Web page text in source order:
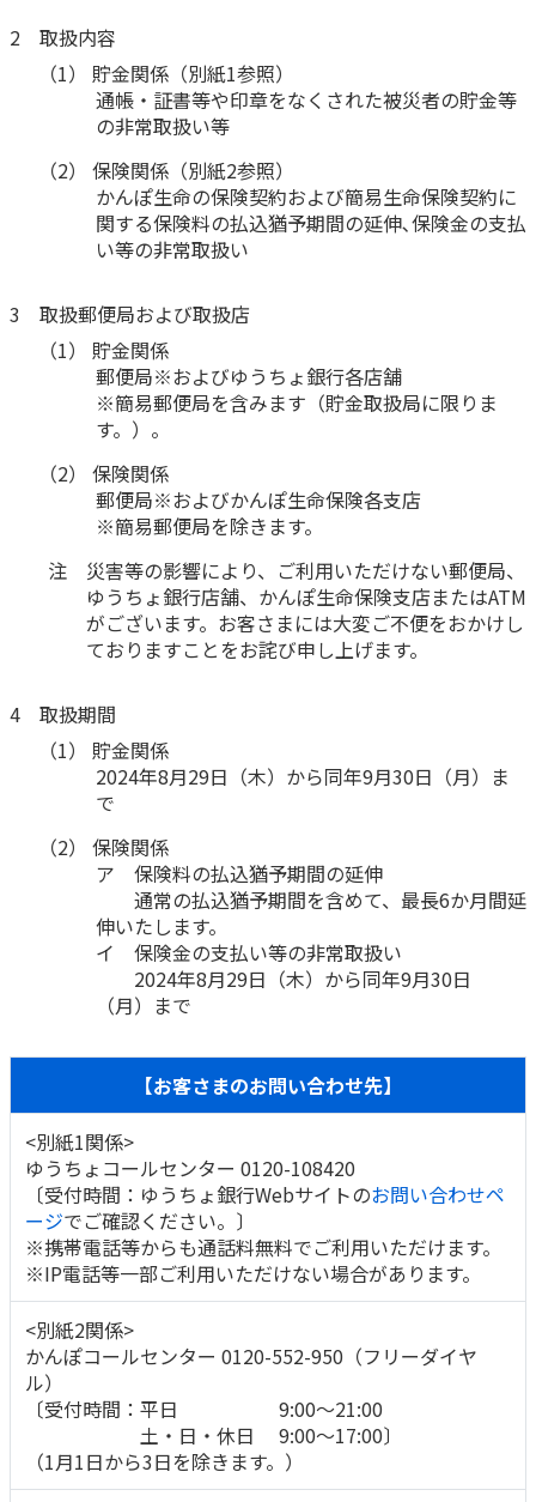
お問い合わせ
ラジオ体操・みんなの体操
お客さまの声／お客さまサービス向上の取組み
かんぽジャンクション
2 取扱内容
（1） 貯金関係（別紙1参照）
通帳・証書等や印章をなくされた被災者の貯金等
の非常取扱い等
（2） 保険関係（別紙2参照）
かんぽ生命の保険契約および簡易生命保険契約に
関する保険料の払込猶予期間の延伸､保険金の支払
い等の非常取扱い
3 取扱郵便局および取扱店
（1） 貯金関係
郵便局※およびゆうちょ銀行各店舗
※簡易郵便局を含みます（貯金取扱局に限りま
す。）。
（2） 保険関係
郵便局※およびかんぽ生命保険各支店
※簡易郵便局を除きます。
注 災害等の影響により、ご利用いただけない郵便局、
ゆうちょ銀行店舗、かんぽ生命保険支店またはATM
がございます。お客さまには大変ご不便をおかけし
ておりますことをお詫び申し上げます。
4 取扱期間
（1） 貯金関係
2024年8月29日（木）から同年9月30日（月）ま
で
（2） 保険関係
ア 保険料の払込猶予期間の延伸
通常の払込猶予期間を含めて、最長6か月間延
伸いたします。
イ 保険金の支払い等の非常取扱い
2024年8月29日（木）から同年9月30日
（月）まで
【お客さまのお問い合わせ先】
<別紙1関係>
ゆうちょコールセンター 0120-108420
〔受付時間：ゆうちょ銀行Webサイトのお問い合わせペ
ージでご確認ください。〕
※携帯電話等からも通話料無料でご利用いただけます。
※IP電話等一部ご利用いただけない場合があります。
<別紙2関係>
かんぽコールセンター 0120-552-950（フリーダイヤ
ル）
〔受付時間：平日 9:00～21:00
土・日・休日 9:00～17:00〕
（1月1日から3日を除きます。）